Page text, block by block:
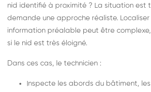
nid identifié à proximité ? La situation est
demande une approche réaliste. Localiser
information préalable peut être
si le nid est très éloigné.
Dans ces cas, le technicien :
Inspecte les abords du bâtiment,